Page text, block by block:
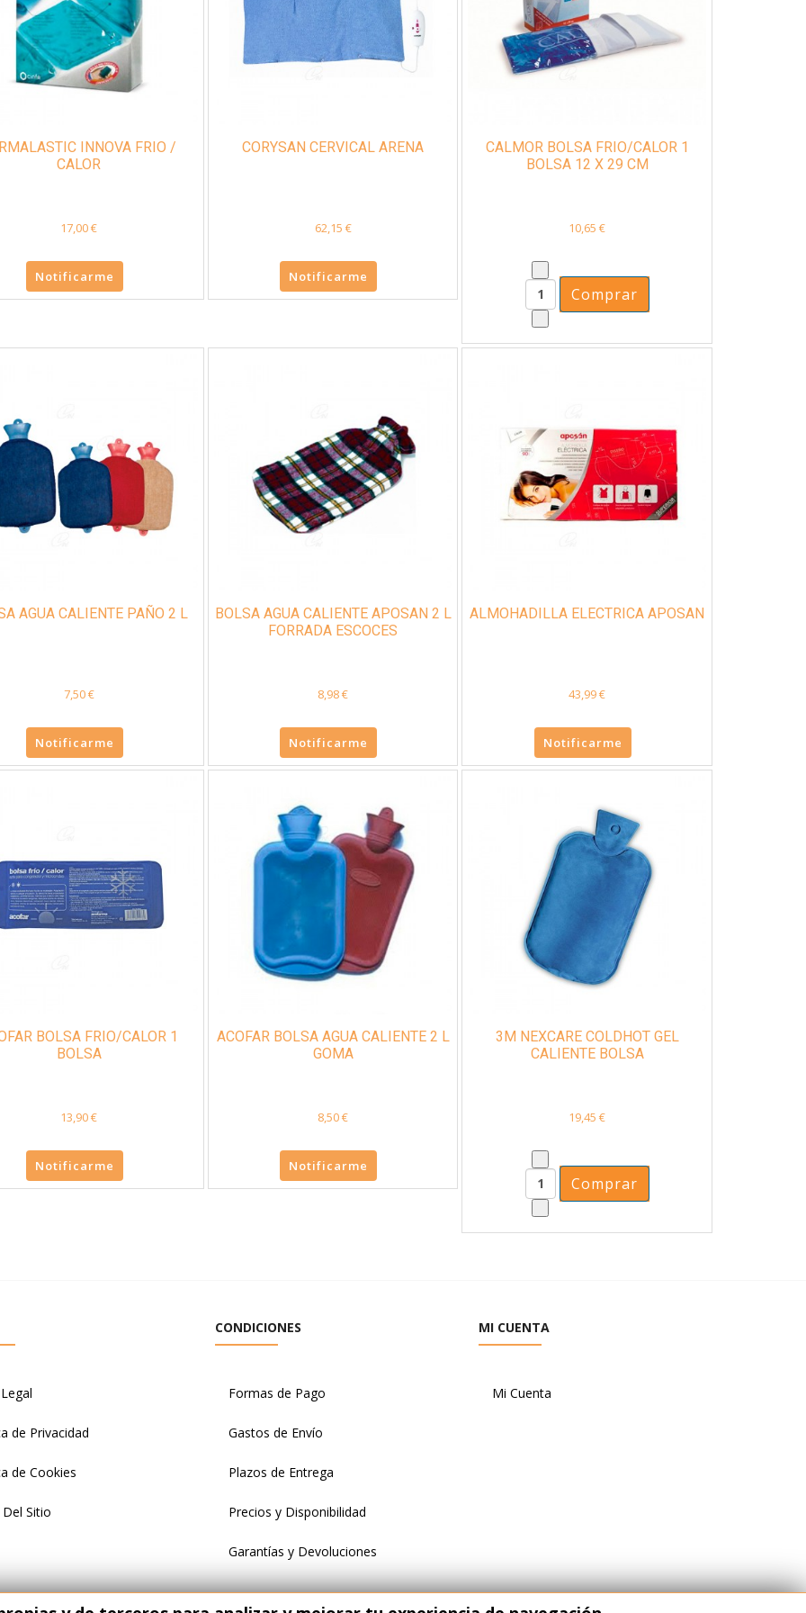
INNOVA FRIO /
CALOR
17,00 €
Notificarme
CORYSAN CERVICAL ARENA
62,15 €
Notificarme
CALMOR BOLSA FRIO/CALOR 1
BOLSA 12 X 29 CM
10,65 €
AGUA CALIENTE PAÑO 2 L
7,50 €
Notificarme
BOLSA AGUA CALIENTE APOSAN 2 L
FORRADA ESCOCES
8,98 €
Notificarme
ALMOHADILLA ELECTRICA APOSAN
43,99 €
Notificarme
BOLSA FRIO/CALOR 1
BOLSA
13,90 €
Notificarme
ACOFAR BOLSA AGUA CALIENTE 2 L
GOMA
8,50 €
Notificarme
3M NEXCARE COLDHOT GEL
CALIENTE BOLSA
19,45 €
de Privacidad
de Cookies
Sitio
CONDICIONES
Formas de Pago
Gastos de Envío
Plazos de Entrega
Precios y Disponibilidad
Garantías y Devoluciones
MI CUENTA
Mi Cuenta